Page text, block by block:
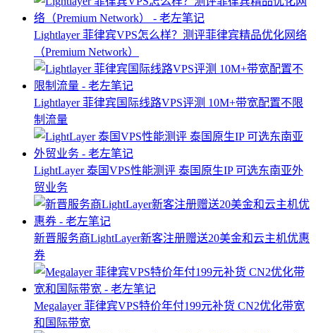
Lightlayer 菲律宾VPS怎么样？测评菲律宾精品优化网络
（Premium Network）
Lightlayer 菲律宾国际线路VPS评测 10M+带宽配置不限
制流量
LightLayer 泰国VPS性能测评 泰国原生IP 可选东南亚外
贸业务
新晋服务商LightLayer新客注册赠送20美金和云主机优惠
券
Megalayer 菲律宾VPS特价年付199元补货 CN2优化带宽
和国际带宽